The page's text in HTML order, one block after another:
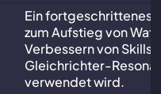
Ein fortgeschrittenes
zum Aufstieg von
Verbessern von Skills
Gleichrichter-
verwendet wird.